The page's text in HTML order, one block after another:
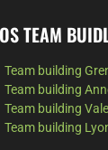
TEAM
Team building
Team building
Team building
Team building